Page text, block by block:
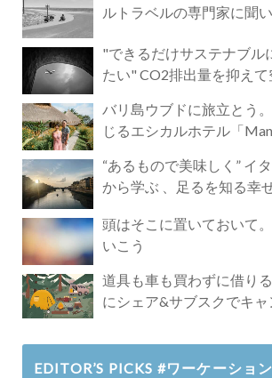
ルトラベルの専門家に聞
"できるだけサステナブル
たい" CO2排出量を抑えて
バリ島ウブドに旅立とう
じるエシカルホテル「
“あるもので美味しく” イ
から学ぶ 、足るを知る幸
頭はそこに置いておいて
いこう
道具も車も買わずに借り
にシェア&サブスクでキャ
EDITOR’S PICKS #ワーケーション